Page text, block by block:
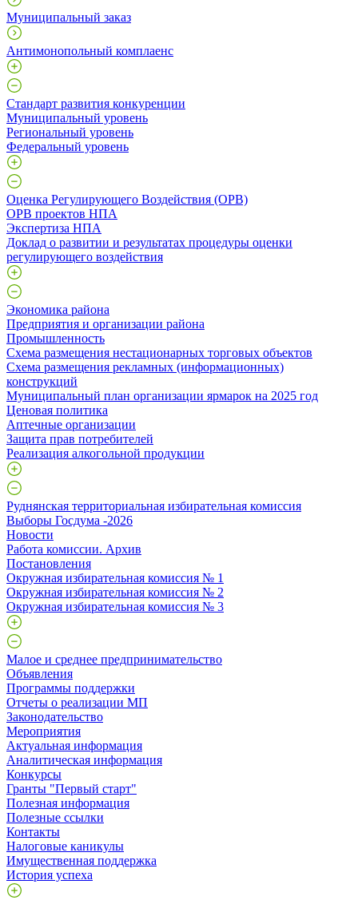
Муниципальный заказ
Антимонопольный комплаенс
Стандарт развития конкуренции
Муниципальный уровень
Региональный уровень
Федеральный уровень
Оценка Регулирующего Воздействия (ОРВ)
ОРВ проектов НПА
Экспертиза НПА
Доклад о развитии и результатах процедуры оценки
регулирующего воздействия
Экономика района
Предприятия и организации района
Промышленность
Схема размещения нестационарных торговых объектов
Схема размещения рекламных (информационных)
конструкций
Муниципальный план организации ярмарок на 2025 год
Ценовая политика
Аптечные организации
Защита прав потребителей
Реализация алкогольной продукции
Руднянская территориальная избирательная комиссия
Выборы Госдума -2026
Новости
Работа комиссии. Архив
Постановления
Окружная избирательная комиссия № 1
Окружная избирательная комиссия № 2
Окружная избирательная комиссия № 3
Малое и среднее предпринимательство
Объявления
Программы поддержки
Отчеты о реализации МП
Законодательство
Мероприятия
Актуальная информация
Аналитическая информация
Конкурсы
Гранты "Первый старт"
Полезная информация
Полезные ссылки
Контакты
Налоговые каникулы
Имущественная поддержка
История успеха